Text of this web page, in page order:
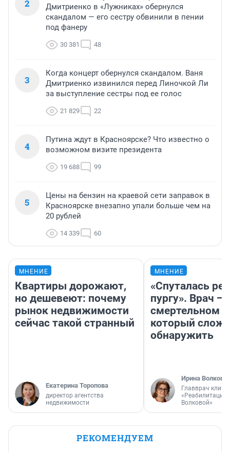
2
Дмитриенко в «Лужниках» обернулся
скандалом — его сестру обвинили в пении
под фанеру
30 381 48
3
Когда концерт обернулся скандалом. Ваня
Дмитриенко извинился перед Линочкой Ли
за выступление сестры под ее голос
21 829 22
4
Путина ждут в Красноярске? Что известно о
возможном визите президента
19 688 99
5
Цены на бензин на краевой сети заправок в
Красноярске внезапно упали больше чем на
20 рублей
14 339 60
МНЕНИЕ
Квартиры дорожают,
но дешевеют: почему
рынок недвижимости
сейчас такой странный
Екатерина Торопова
директор агентства
недвижимости
МНЕНИЕ
«Спуталась
пургу». Врач —
смертельном
который
обнаружить
Ирина Волкова
Главврач
«Реабилитация
Волковой»
РЕКОМЕНДУЕМ